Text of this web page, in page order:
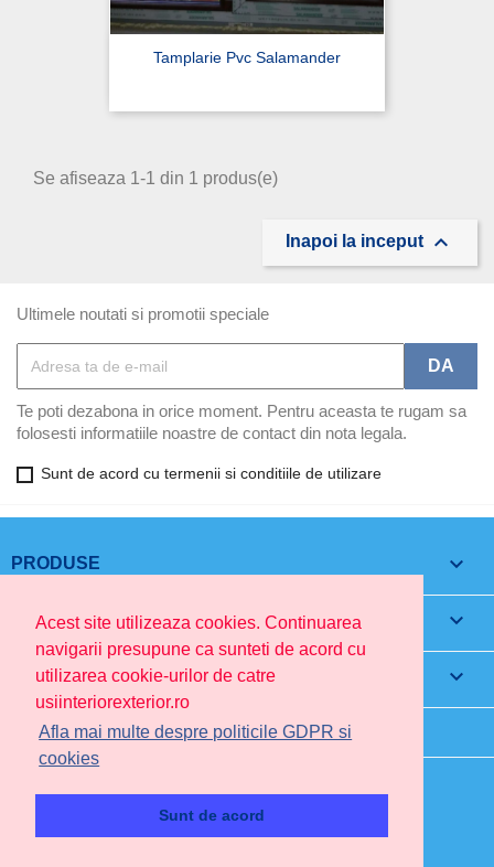
Acest site utilizeaza cookies. Continuarea
navigarii presupune ca sunteti de acord cu
utilizarea cookie-urilor de catre
usiinteriorexterior.ro
Afla mai multe despre politicile GDPR si
cookies
Sunt de acord
Tamplarie Pvc Salamander
Se afiseaza 1-1 din 1 produs(e)
Inapoi la inceput 
Ultimele noutati si promotii speciale
Te poti dezabona in orice moment. Pentru aceasta te rugam sa
folosesti informatiile noastre de contact din nota legala.
Sunt de acord cu termenii si conditiile de utilizare
PRODUSE 
FIRMA NOASTRA 
CONTUL TAU 
INFORMATIILE MAGAZINULUI